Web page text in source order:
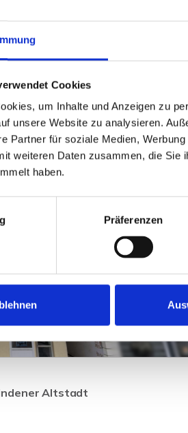
Cookies
um Inhalte und Anzeigen zu
unsere Website zu analysieren.
Partner für soziale Medien,
weiteren Daten zusammen, die
haben.
Präferenzen
Lage von Petershagen.
ZUM EXPOSÉ
Altstadt